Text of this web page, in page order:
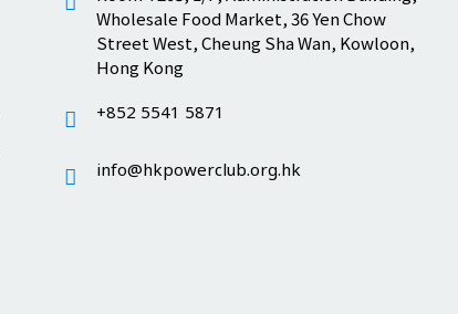
Wholesale Food Market, 36 Yen Chow
Street West, Cheung Sha Wan, Kowloon,
Hong Kong
+852 5541 5871
info@hkpowerclub.org.hk